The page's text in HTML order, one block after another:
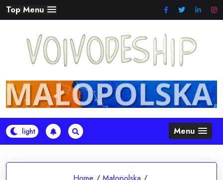
Skip
to
Top Menu
Menu